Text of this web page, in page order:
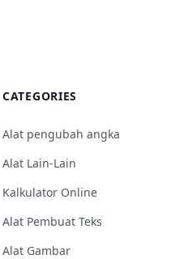
CATEGORIES
Alat pengubah angka
Alat Lain-Lain
Kalkulator Online
Alat Pembuat Teks
Alat Gambar